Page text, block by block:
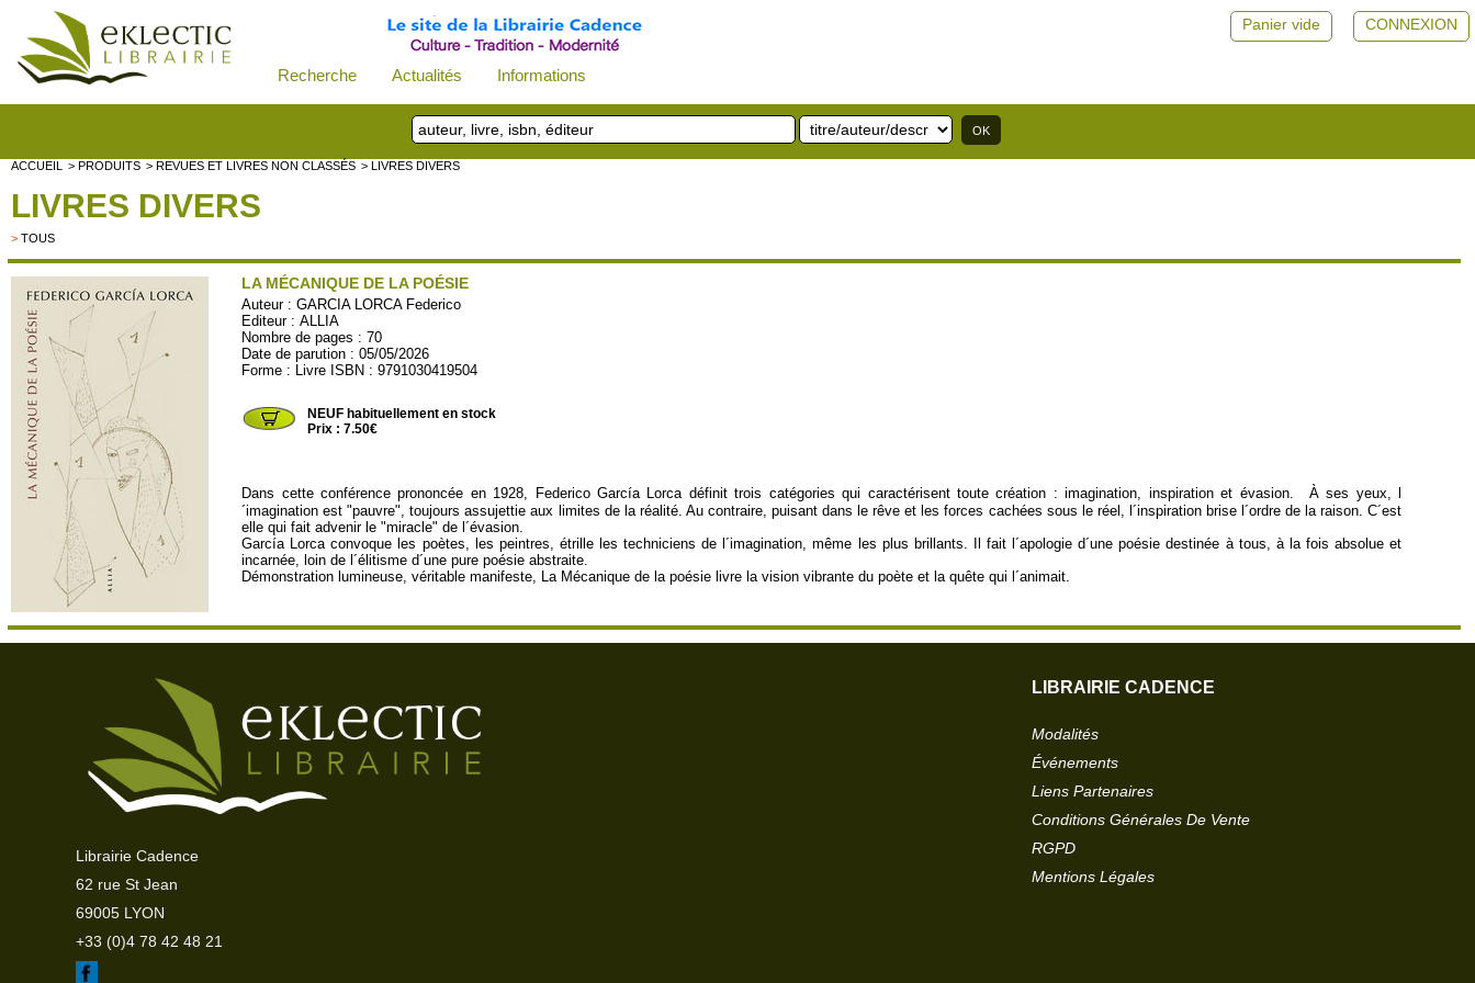
Recherche Actualités Informations
CONNEXION
Panier vide
ACCUEIL > PRODUITS > REVUES ET LIVRES NON CLASSÉS > LIVRES DIVERS
LIVRES DIVERS
> TOUS
LA MÉCANIQUE DE LA POÉSIE
Auteur :GARCIA LORCA Federico
Editeur :ALLIA
Nombre de pages : 70
Date de parution : 05/05/2026
Forme : Livre ISBN : 9791030419504
NEUF habituellement en stock
Prix : 7.50€
Dans cette conférence prononcée en 1928, Federico García Lorca définit trois catégories qui caractérisent toute création : imagination, inspiration et évasion. À ses yeux, l
´imagination est "pauvre", toujours assujettie aux limites de la réalité. Au contraire, puisant dans le rêve et les forces cachées sous le réel, l´inspiration brise l´ordre de la raison. C´est
elle qui fait advenir le "miracle" de l´évasion.
García Lorca convoque les poètes, les peintres, étrille les techniciens de l´imagination, même les plus brillants. Il fait l´apologie d´une poésie destinée à tous, à la fois absolue et
incarnée, loin de l´élitisme d´une pure poésie abstraite.
Démonstration lumineuse, véritable manifeste, La Mécanique de la poésie livre la vision vibrante du poète et la quête qui l´animait.
Librairie Cadence
62 rue St Jean
69005 LYON
+33 (0)4 78 42 48 21
LIBRAIRIE CADENCE
Modalités
Événements
Liens Partenaires
Conditions Générales De Vente
RGPD
Mentions Légales